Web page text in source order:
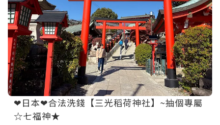
❤日本❤合法洗錢【三光稻荷神社】~抽個專屬
☆七福神★